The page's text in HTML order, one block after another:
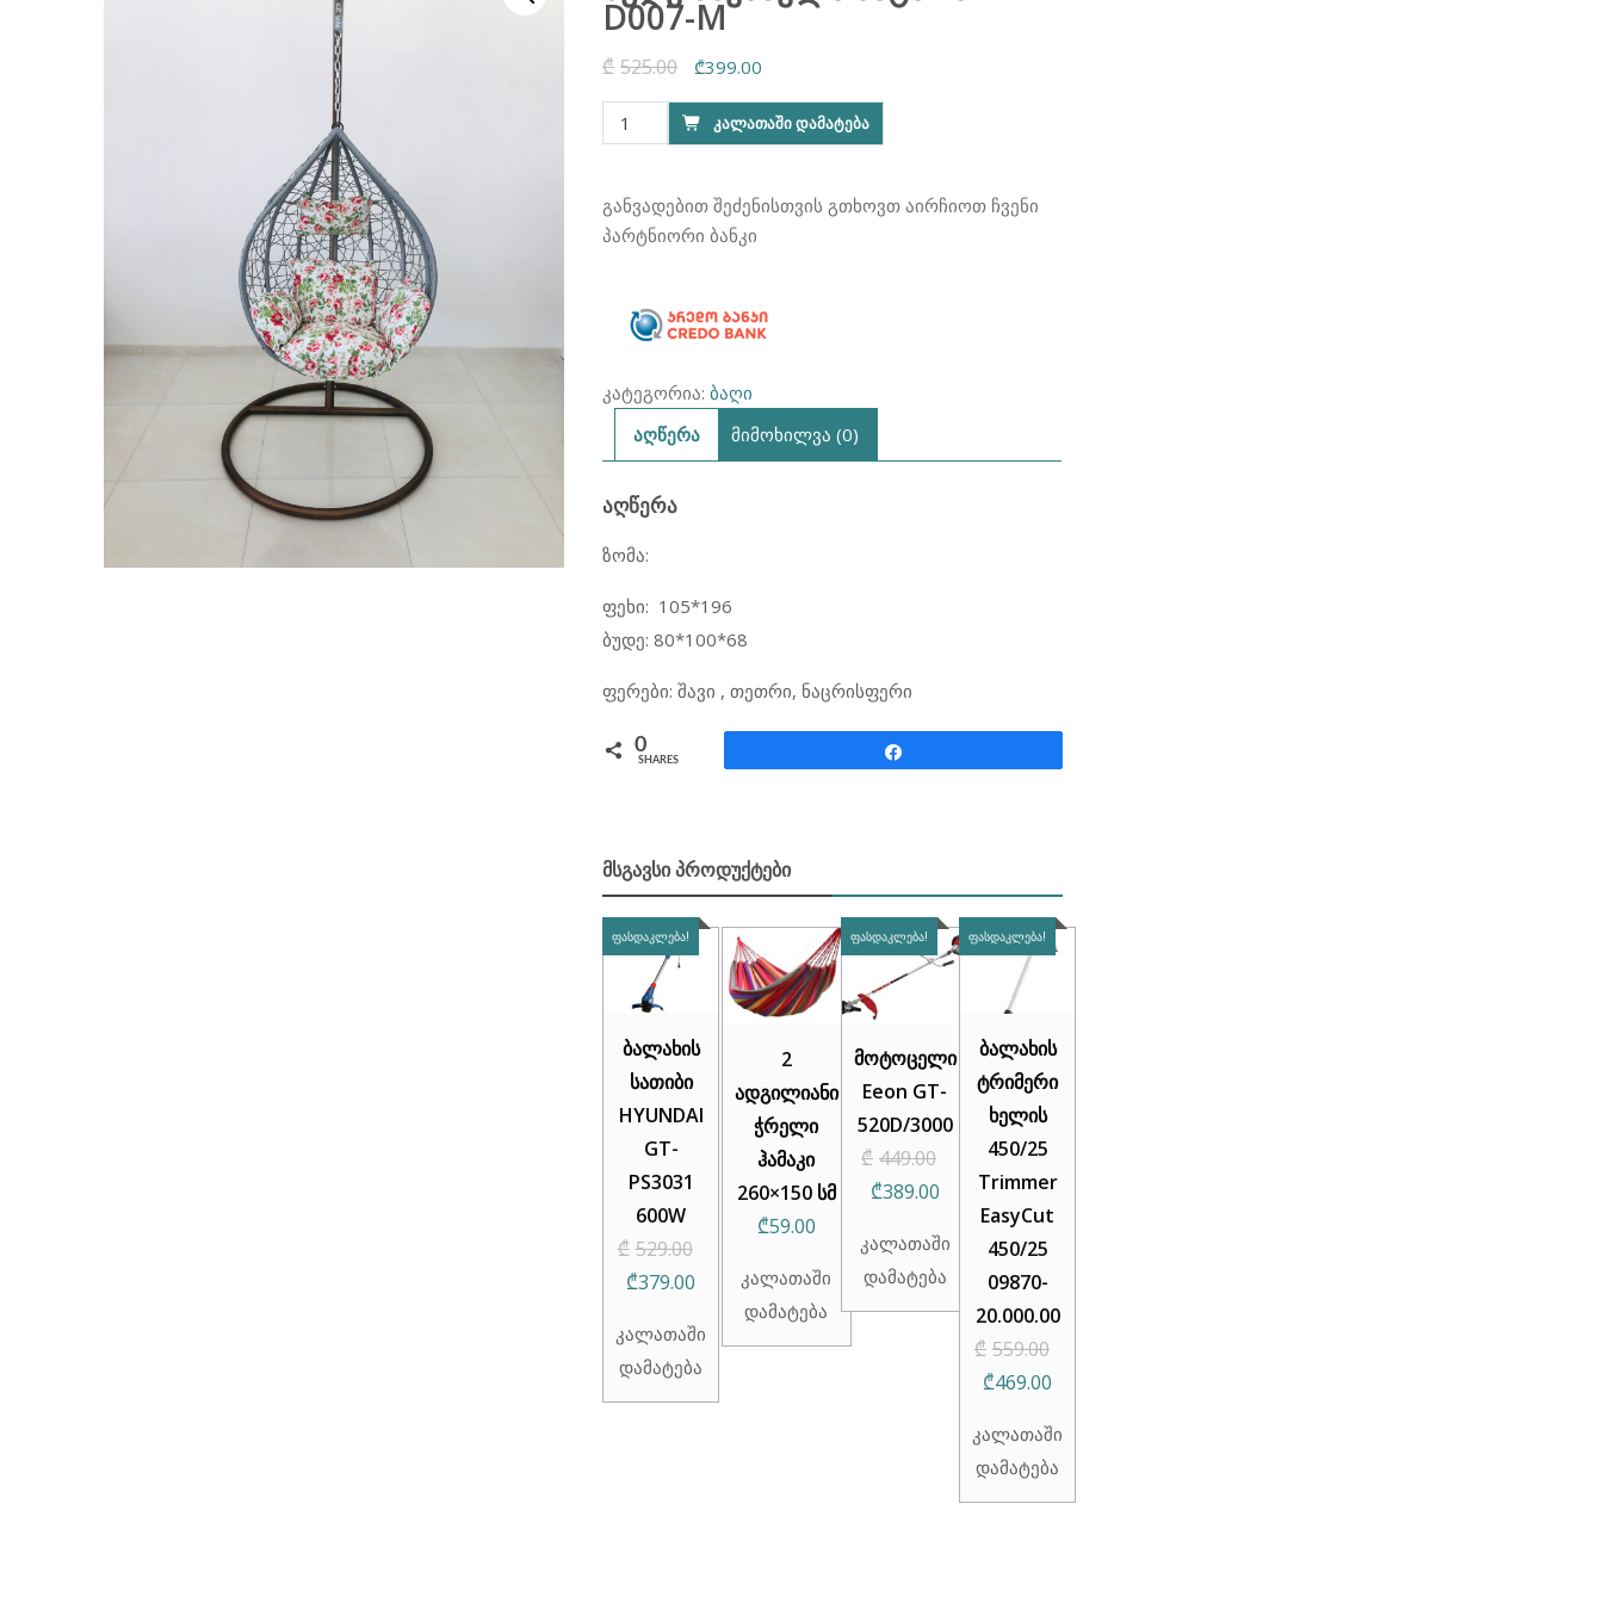
D007-M
₾ 525.00
Original
price
was:
₾399.00
price
is:
რაოდენობა:
ბუდე
პატარა
D007-
ᲙᲐᲚᲐᲗᲐᲨᲘ ᲓᲐᲛᲐᲢᲔᲑᲐ
განვადებით შეძენისთვის გთხოვთ აირჩიოთ ჩვენი
პარტნიორი ბანკი
კატეგორია:ბაღი
აღწერა
მიმოხილვა (0)
ᲐᲦᲬᲔᲠᲐ
ზომა:
ფეხი: 105*196
ბუდე: 80*100*68
ფერები: შავი , თეთრი, ნაცრისფერი
0
SHARES
ᲛᲡᲒᲐᲕᲡᲘ ᲞᲠᲝᲓᲣᲥᲢᲔᲑᲘ
ᲤᲐᲡᲓᲐᲙᲚᲔᲑᲐ!
ბალახის
სათიბი
HYUNDAI
GT-
PS3031
600W
₾ 529.00
Original
was:
₾529.00.
₾379.00 Current
is:
₾379.00.
კალათაში
დამატება
2
ადგილიანი
ჭრელი
ჰამაკი
260×150 სმ
₾59.00
კალათაში
დამატება
ᲤᲐᲡᲓᲐᲙᲚᲔᲑᲐ!
მოტოცელი
Eeon GT-
520D/3000
₾ 449.00
Original
price
was:
₾449.00.
₾389.00Current
price
is:
₾389.00.
კალათაში
დამატება
ᲤᲐᲡᲓᲐᲙᲚᲔᲑᲐ!
ბალახის
ტრიმერი
ხელის
450/25
Trimmer
EasyCut
450/25
09870-
20.000.00
₾ 559.00
Original
was:
₾559.00.
₾469.00
is:
₾469.00.
კალათაში
დამატება